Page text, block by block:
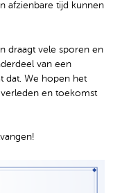
afzienbare tijd kunnen
draagt vele sporen en
van een
dat. We hopen het
en toekomst